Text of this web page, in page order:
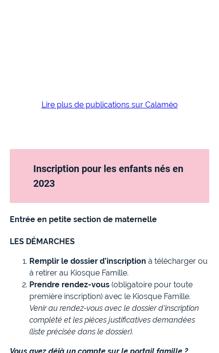
Lire plus de publications sur Calaméo
Inscription pour les enfants nés en
2023
Entrée en petite section de maternelle
LES DÉMARCHES
Remplir le dossier d’inscription à télécharger ou
à retirer au Kiosque Famille.
Prendre rendez-vous (obligatoire pour toute
première inscription) avec le Kiosque Famille.
Venir au rendez-vous avec le dossier d’inscription
complété et les pièces justificatives demandées
(liste précisée dans le dossier).